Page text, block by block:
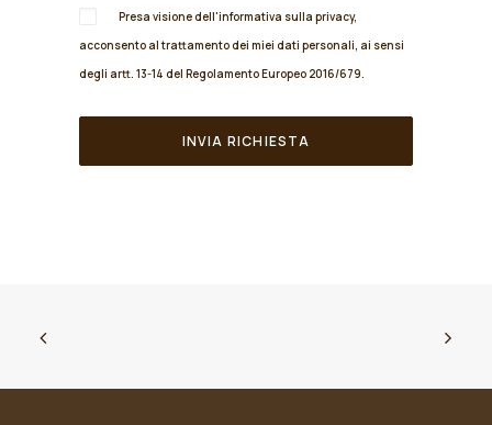
Presa visione dell'informativa sulla privacy,
acconsento al trattamento dei miei dati personali, ai sensi
degli artt. 13-14 del Regolamento Europeo 2016/679.